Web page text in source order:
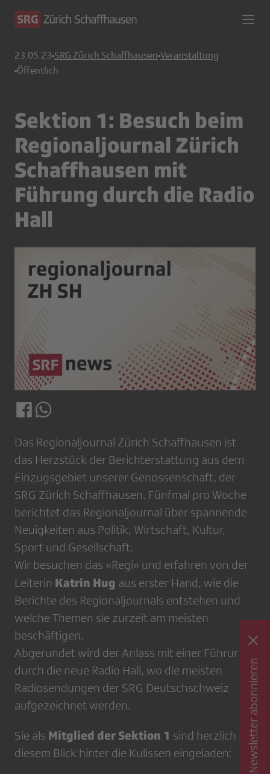
23.05.23 SRG Zürich Schaffhausen Veranstaltung
Öffentlich
Sektion 1: Besuch beim
Regionaljournal Zürich
Schaffhausen mit
Führung durch die Radio
Hall
Das Regionaljournal Zürich Schaffhausen ist
das Herzstück der Berichterstattung aus dem
Einzugsgebiet unserer Genossenschaft, der
SRG Zürich Schaffhausen. Fünfmal pro Woche
berichtet das Regionaljournal über spannende
Neuigkeiten aus Politik, Wirtschaft, Kultur,
Sport und Gesellschaft.
Wir besuchen das «Regi» und erfahren von der
Leiterin Katrin Hug aus erster Hand, wie die
Berichte des Regionaljournals entstehen und
welche Themen sie zurzeit am meisten
beschäftigen.
Abgerundet wird der Anlass mit einer Führung
durch die neue Radio Hall, wo die meisten
Radiosendungen der SRG Deutschschweiz
aufgezeichnet werden.
Sie als Mitglied der Sektion 1 sind herzlich zu
diesem Blick hinter die Kulissen eingeladen:
Newsletter abonnieren